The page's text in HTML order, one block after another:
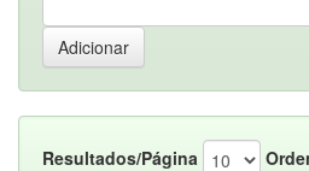
Resultados/Página